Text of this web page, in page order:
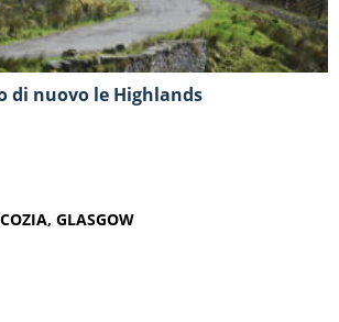
di nuovo le Highlands
GLASGOW